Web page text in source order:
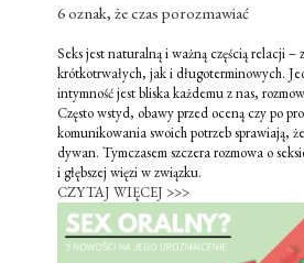
6 oznak, że czas porozmawiać
Seks jest naturalną i ważną częścią relacji –
krótkotrwałych, jak i długoterminowych.
intymność jest bliska każdemu z nas,
Często wstyd, obawy przed oceną czy po
komunikowania swoich potrzeb sprawiają,
dywan. Tymczasem szczera rozmowa o
i głębszej więzi w związku.
CZYTAJ WIĘCEJ >>>